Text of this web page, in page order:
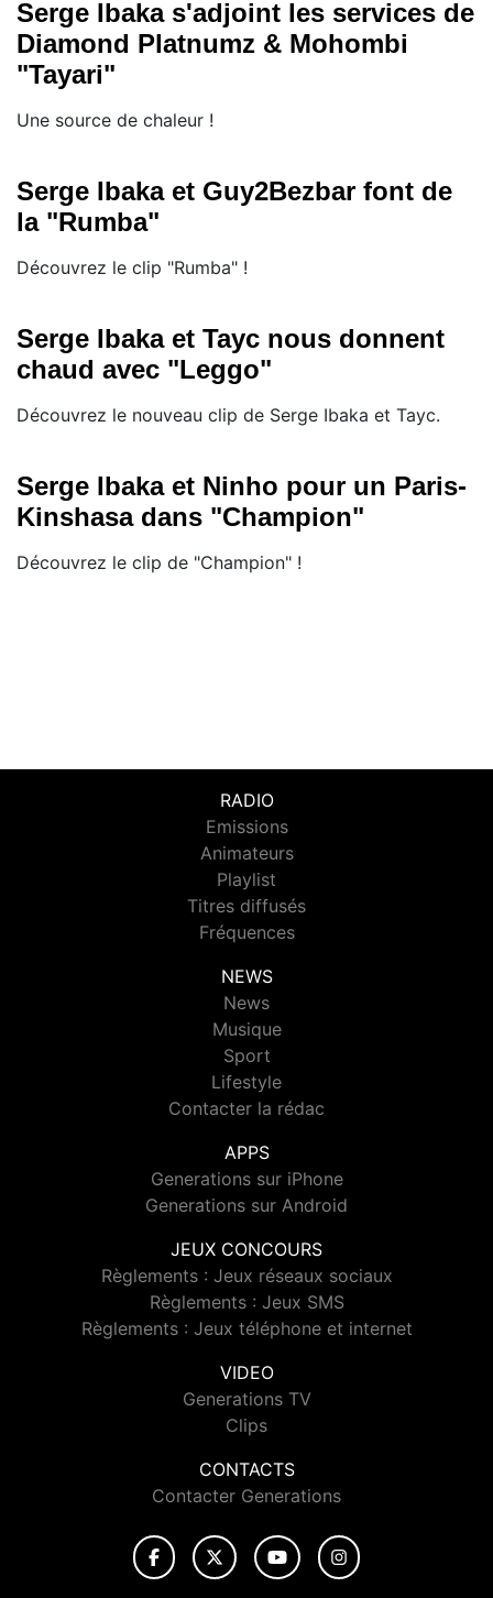
Serge Ibaka s'adjoint les services de
Diamond Platnumz & Mohombi
"Tayari"
Une source de chaleur !
Serge Ibaka et Guy2Bezbar font de
la "Rumba"
Découvrez le clip "Rumba" !
Serge Ibaka et Tayc nous donnent
chaud avec "Leggo"
Découvrez le nouveau clip de Serge Ibaka et Tayc.
Serge Ibaka et Ninho pour un Paris-
Kinshasa dans "Champion"
Découvrez le clip de "Champion" !
RADIO
Emissions
Animateurs
Playlist
Titres diffusés
Fréquences
NEWS
News
Musique
Sport
Lifestyle
Contacter la rédac
APPS
Generations sur iPhone
Generations sur Android
JEUX CONCOURS
Règlements : Jeux réseaux sociaux
Règlements : Jeux SMS
Règlements : Jeux téléphone et internet
VIDEO
Generations TV
Clips
CONTACTS
Contacter Generations